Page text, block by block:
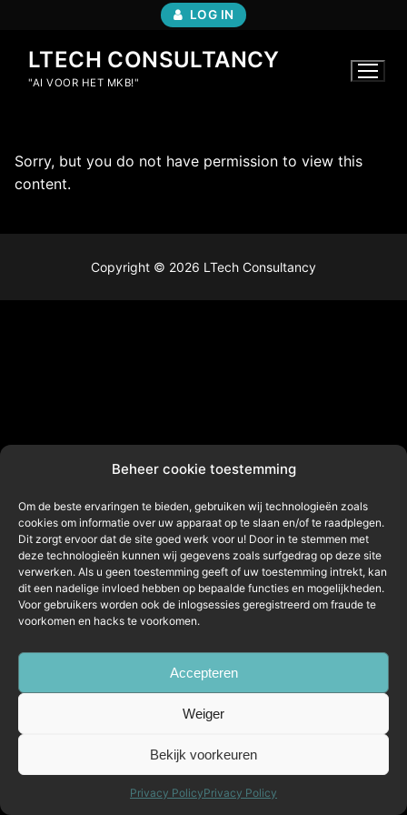
Beheer cookie toestemming
Om de beste ervaringen te bieden, gebruiken wij technologieën zoals
cookies om informatie over uw apparaat op te slaan en/of te raadplegen.
Dit zorgt ervoor dat de site goed werk voor u! Door in te stemmen met
deze technologieën kunnen wij gegevens zoals surfgedrag op deze site
verwerken. Als u geen toestemming geeft of uw toestemming intrekt, kan
dit een nadelige invloed hebben op bepaalde functies en mogelijkheden.
Voor gebruikers worden ook de inlogsessies geregistreerd om fraude te
voorkomen en hacks te voorkomen.
Accepteren
Weiger
Bekijk voorkeuren
Privacy PolicyPrivacy Policy
LOG IN
LTECH CONSULTANCY
"AI VOOR HET MKB!"
Sorry, but you do not have permission to view this
content.
Copyright © 2026 LTech Consultancy